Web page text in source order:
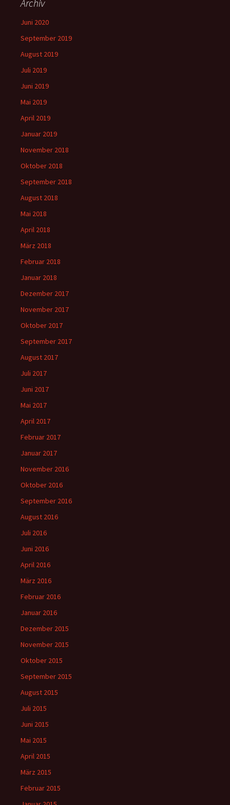
Archiv
Juni 2020
September 2019
August 2019
Juli 2019
Juni 2019
Mai 2019
April 2019
Januar 2019
November 2018
Oktober 2018
September 2018
August 2018
Mai 2018
April 2018
März 2018
Februar 2018
Januar 2018
Dezember 2017
November 2017
Oktober 2017
September 2017
August 2017
Juli 2017
Juni 2017
Mai 2017
April 2017
Februar 2017
Januar 2017
November 2016
Oktober 2016
September 2016
August 2016
Juli 2016
Juni 2016
April 2016
März 2016
Februar 2016
Januar 2016
Dezember 2015
November 2015
Oktober 2015
September 2015
August 2015
Juli 2015
Juni 2015
Mai 2015
April 2015
März 2015
Februar 2015